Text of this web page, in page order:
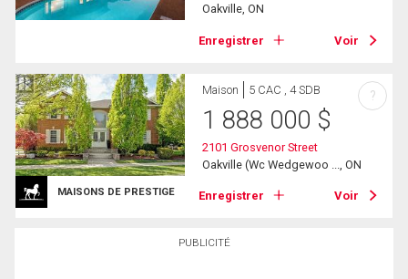
PUBLICITÉ
Oakville, ON
Enregistrer Voir
MAISONS DE PRESTIGE
Maison 5 CAC , 4 SDB
1 888 000 $
2101 Grosvenor Street
Oakville (Wc Wedgewoo ..., ON
Enregistrer Voir
?